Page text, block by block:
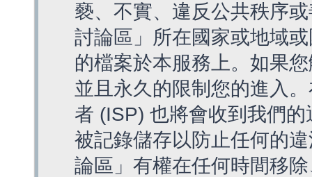
褻、不實、違反公共秩序
討論區」所在國家或地域
的檔案於本服務上。如果
並且永久的限制您的進入
者 (ISP) 也將會收到我們
被記錄儲存以防止任何的
論區」有權在任何時間移